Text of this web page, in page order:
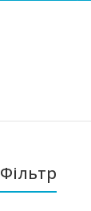
Фільтр